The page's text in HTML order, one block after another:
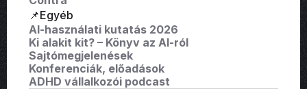
📌Egyéb
AI-használati kutatás 2026
Ki alakit kit? – Könyv az AI-ról
Sajtómegjelenések
Konferenciák, előadások
ADHD vállalkozói podcast